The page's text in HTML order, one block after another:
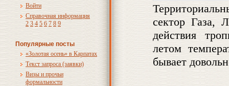
Войти
Справочная информация
2 3 4 5 6 7 8 9
Популярные посты
«Золотая осень» в Карпатах
Текст запроса (заявки)
Визы и прочьи
формальности
сектор Газа,
действия
летом
бывает